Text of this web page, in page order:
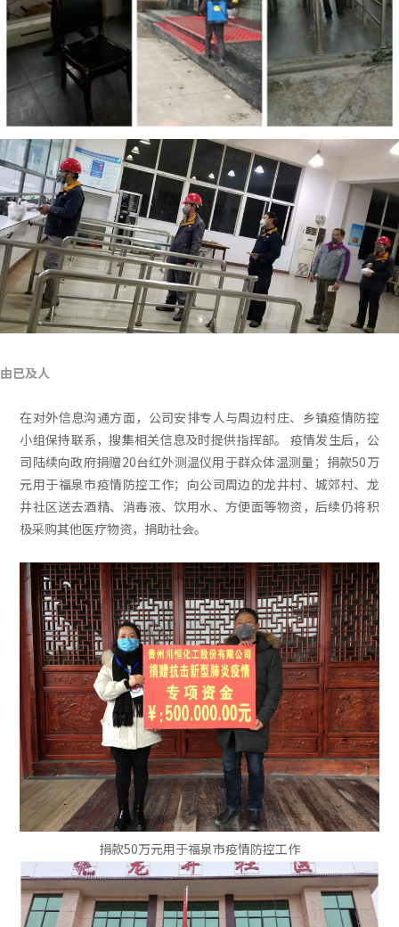
由已及人
在对外信息沟通方面，公司安排专人与周边村庄、乡镇疫情防控
小组保持联系，搜集相关信息及时提供指挥部。 疫情发生后，公
司陆续向政府捐赠20台红外测温仪用于群众体温测量；捐款50万
元用于福泉市疫情防控工作；向公司周边的龙井村、城郊村、龙
井社区送去酒精、消毒液、饮用水、方便面等物资，后续仍将积
极采购其他医疗物资，捐助社会。
捐款50万元用于福泉市疫情防控工作